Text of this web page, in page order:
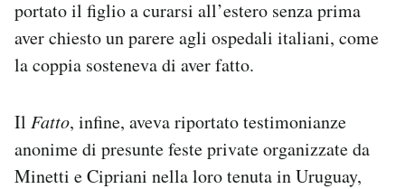
portato il figlio a curarsi all’estero senza prima
aver chiesto un parere agli ospedali italiani, come
la coppia sosteneva di aver fatto.
Il Fatto, infine, aveva riportato testimonianze
anonime di presunte feste private organizzate da
Minetti e Cipriani nella loro tenuta in Uruguay,